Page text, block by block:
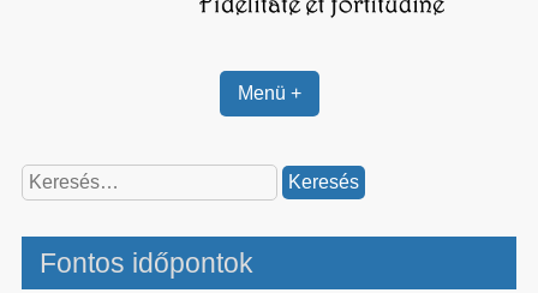
Menü +
Keresés:
Fontos időpontok